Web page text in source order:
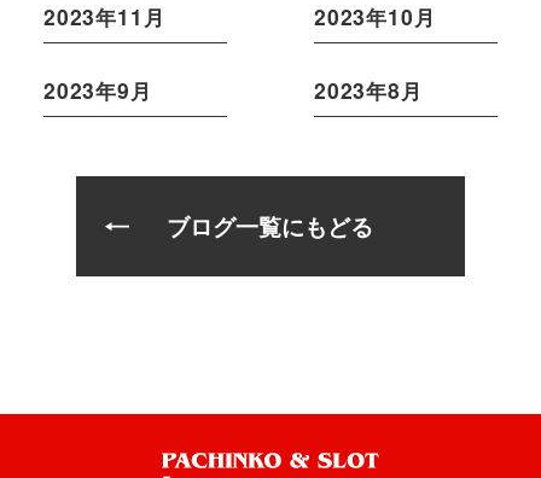
2023年11月 2023年10月
2023年9月 2023年8月
ブログ一覧にもどる